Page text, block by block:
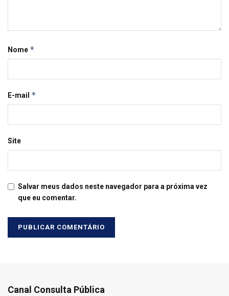
Nome *
E-mail *
Site
Salvar meus dados neste navegador para a próxima vez
que eu comentar.
Canal Consulta Pública